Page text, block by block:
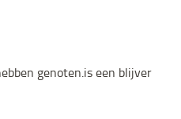
genoten.is een blijver